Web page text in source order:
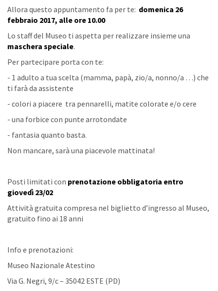
Allora questo appuntamento fa per te: domenica 26
febbraio 2017, alle ore 10.00
Lo staff del Museo ti aspetta per realizzare insieme una
maschera speciale.
Per partecipare porta con te:
- 1 adulto a tua scelta (mamma, papà, zio/a, nonno/a …) che
ti farà da assistente
- colori a piacere tra pennarelli, matite colorate e/o cere
- una forbice con punte arrotondate
- fantasia quanto basta.
Non mancare, sarà una piacevole mattinata!
Posti limitati con prenotazione obbligatoria entro
giovedì 23/02
Attività gratuita compresa nel biglietto d’ingresso al Museo,
gratuito fino ai 18 anni
Info e prenotazioni:
Museo Nazionale Atestino
Via G. Negri, 9/c – 35042 ESTE (PD)